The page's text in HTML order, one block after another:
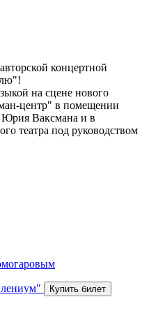
концертной
на сцене нового
центр" в помещении
Юрия Ваксмана и в
театра под руководством